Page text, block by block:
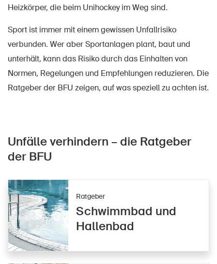
Heizkörper, die beim Unihockey im Weg sind.
Sport ist immer mit einem gewissen Unfallrisiko
verbunden. Wer aber Sportanlagen plant, baut und
unterhält, kann das Risiko durch das Einhalten von
Normen, Regelungen und Empfehlungen reduzieren. Die
Ratgeber der BFU zeigen, auf was speziell zu achten ist.
Unfälle verhindern – die Ratgeber
der BFU
Ratgeber
Schwimmbad und
Hallenbad